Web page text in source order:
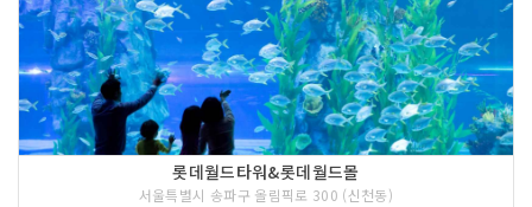
롯데월드타워&롯데월드몰
서울특별시 송파구 올림픽로 300 (신천동)